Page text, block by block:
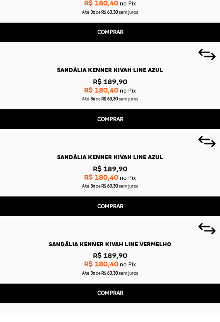
R$ 180,40 no Pix
Até 3x de R$ 63,30sem juros
COMPRAR
SANDÁLIA KENNER KIVAH LINE AZUL
R$ 189,90
R$ 180,40 no Pix
Até 3x de R$ 63,30sem juros
COMPRAR
SANDÁLIA KENNER KIVAH LINE AZUL
R$ 189,90
R$ 180,40 no Pix
Até 3x de R$ 63,30sem juros
COMPRAR
SANDÁLIA KENNER KIVAH LINE VERMELHO
R$ 189,90
R$ 180,40 no Pix
Até 3x de R$ 63,30sem juros
COMPRAR